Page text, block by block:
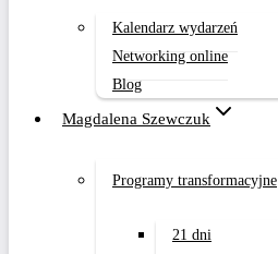
Kalendarz wydarzeń
Networking online
Blog
Magdalena Szewczuk
Programy transformacyjne
21 dni